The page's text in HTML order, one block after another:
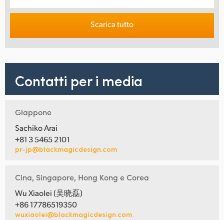
Scarica tutto
Contatti per i media
Giappone
Sachiko Arai
+81 3 5465 2101
pr-jp@blackmagicdesign.com
Cina, Singapore, Hong Kong e Corea
Wu Xiaolei (吴晓磊)
+86 17786519350
wuxiaolei@blackmagicdesign.com